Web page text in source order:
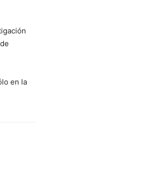
en la